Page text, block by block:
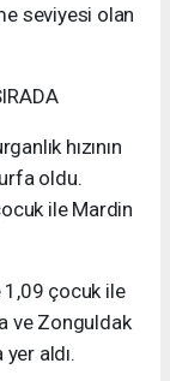
seviyesi olan
hızının
oldu.
ile Mardin
1,09 çocuk ile
ve Zonguldak
aldı.